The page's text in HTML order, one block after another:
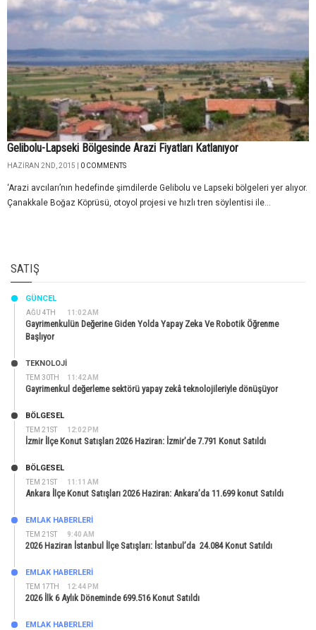
Gelibolu-Lapseki Bölgesinde Arazi Fiyatları Katlanıyor
HAZIRAN 2ND, 2015 | 0 COMMENTS
‘Arazi avcıları’nın hedefinde şimdilerde Gelibolu ve Lapseki bölgeleri yer alıyor.
Çanakkale Boğaz Köprüsü, otoyol projesi ve hızlı tren söylentisi ile...
SATIŞ
AĞU 4TH 11:02 AM
GÜNCEL
Gayrimenkulün Değerine Giden Yolda Yapay Zeka Ve Robotik Öğrenme
Başlıyor
TEM 30TH 11:42 AM
TEKNOLOJİ
Gayrimenkul değerleme sektörü yapay zekâ teknolojileriyle dönüşüyor
TEM 21ST 12:02 PM
BÖLGESEL
İzmir İlçe Konut Satışları 2026 Haziran: İzmir’de 7.791 Konut Satıldı
TEM 21ST 11:11 AM
BÖLGESEL
Ankara İlçe Konut Satışları 2026 Haziran: Ankara’da 11.699 konut Satıldı
TEM 21ST 9:40 AM
EMLAK HABERLERI
2026 Haziran İstanbul İlçe Satışları: İstanbul’da 24.084 Konut Satıldı
TEM 17TH 12:44 PM
EMLAK HABERLERI
2026 İlk 6 Aylık Döneminde 699.516 Konut Satıldı
EMLAK HABERLERI